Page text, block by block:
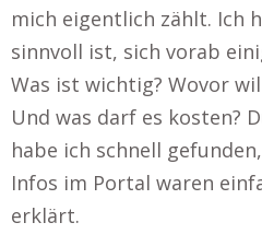
mich eigentlich zählt. Ich
sinnvoll ist, sich vorab
Was ist wichtig? Wovor
Und was darf es kosten?
habe ich schnell
Infos im Portal waren
erklärt.